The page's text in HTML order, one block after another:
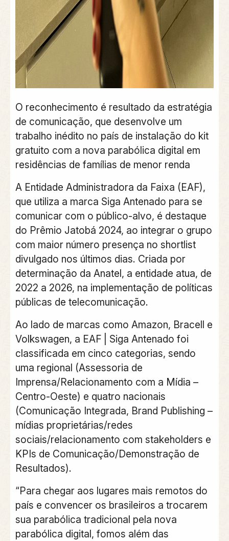
O reconhecimento é resultado da estratégia
de comunicação, que desenvolve um
trabalho inédito no país de instalação do kit
gratuito com a nova parabólica digital em
residências de famílias de menor renda
A Entidade Administradora da Faixa (EAF),
que utiliza a marca Siga Antenado para se
comunicar com o público-alvo, é destaque
do Prêmio Jatobá 2024, ao integrar o grupo
com maior número presença no shortlist
divulgado nos últimos dias. Criada por
determinação da Anatel, a entidade atua, de
2022 a 2026, na implementação de políticas
públicas de telecomunicação.
Ao lado de marcas como Amazon, Bracell e
Volkswagen, a EAF | Siga Antenado foi
classificada em cinco categorias, sendo
uma regional (Assessoria de
Imprensa/Relacionamento com a Mídia –
Centro-Oeste) e quatro nacionais
(Comunicação Integrada, Brand Publishing –
mídias proprietárias/redes
sociais/relacionamento com stakeholders e
KPIs de Comunicação/Demonstração de
Resultados).
“Para chegar aos lugares mais remotos do
país e convencer os brasileiros a trocarem
sua parabólica tradicional pela nova
parabólica digital, fomos além das